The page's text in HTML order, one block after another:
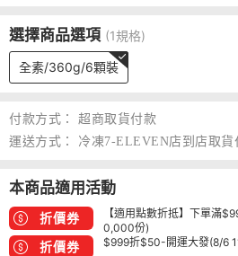
選擇商品選項 (1規格)
全素/360g/6顆裝
付款方式：
超商取貨付款
運送方式：
冷凍7-ELEVEN店到店取貨
本商品適用活動
折價券
【適用點數折抵】下單滿
0,000份)
折價券 $999折$50-開運大發(8/6